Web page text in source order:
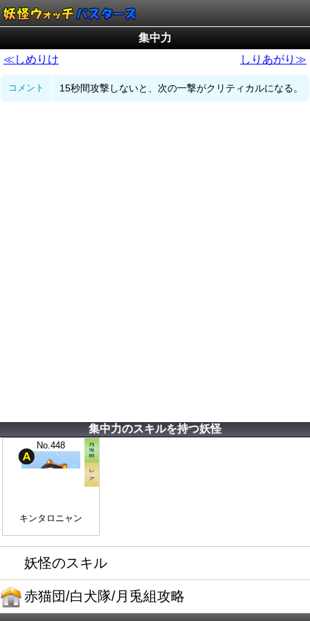
集中力
≪しめりけ
しりあがり≫
コメント 15秒間攻撃しないと、次の一撃がクリティカルになる。
集中力のスキルを持つ妖怪
No.448
キンタロニャン
妖怪のスキル
赤猫団/白犬隊/月兎組攻略